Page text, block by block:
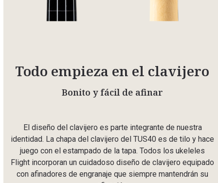
Todo empieza en el clavijero
Bonito y fácil de afinar
El diseño del clavijero es parte integrante de nuestra
identidad. La chapa del clavijero del TUS40 es de tilo y hace
juego con el estampado de la tapa. Todos los ukeleles
Flight incorporan un cuidadoso diseño de clavijero equipado
con afinadores de engranaje que siempre mantendrán su